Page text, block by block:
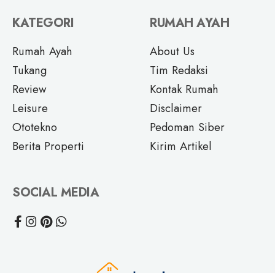
KATEGORI
Rumah Ayah
Tukang
Review
Leisure
Ototekno
Berita Properti
RUMAH AYAH
About Us
Tim Redaksi
Kontak Rumah
Disclaimer
Pedoman Siber
Kirim Artikel
SOCIAL MEDIA